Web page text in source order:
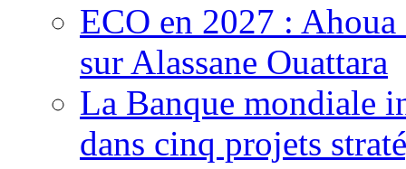
ECO en 2027 :
sur Alassane Ouattara
La Banque mondiale
dans cinq projets